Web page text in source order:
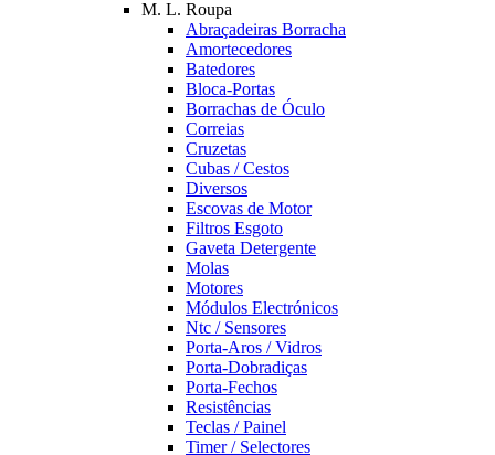
M. L. Roupa
Abraçadeiras Borracha
Amortecedores
Batedores
Bloca-Portas
Borrachas de Óculo
Correias
Cruzetas
Cubas / Cestos
Diversos
Escovas de Motor
Filtros Esgoto
Gaveta Detergente
Molas
Motores
Módulos Electrónicos
Ntc / Sensores
Porta-Aros / Vidros
Porta-Dobradiças
Porta-Fechos
Resistências
Teclas / Painel
Timer / Selectores